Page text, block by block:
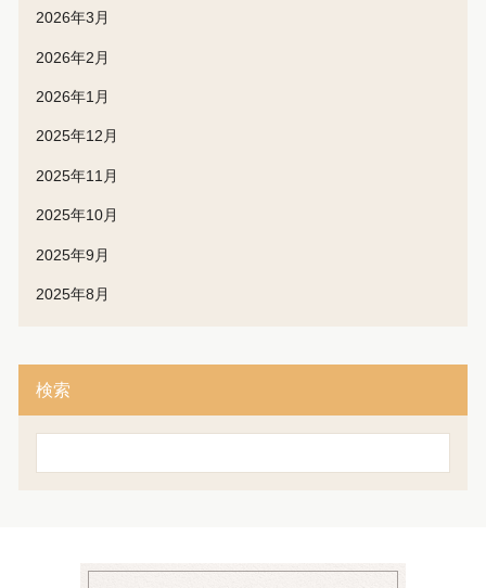
2026年3月
2026年2月
2026年1月
2025年12月
2025年11月
2025年10月
2025年9月
2025年8月
検索